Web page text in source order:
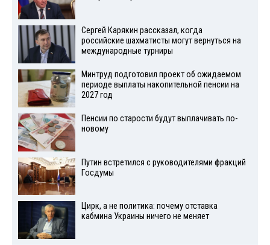
Сергей Карякин рассказал, когда
российские шахматисты могут вернуться на
международные турниры
Минтруд подготовил проект об ожидаемом
периоде выплаты накопительной пенсии на
2027 год
Пенсии по старости будут выплачивать по-
новому
Путин встретился с руководителями фракций
Госдумы
Цирк, а не политика: почему отставка
кабмина Украины ничего не меняет